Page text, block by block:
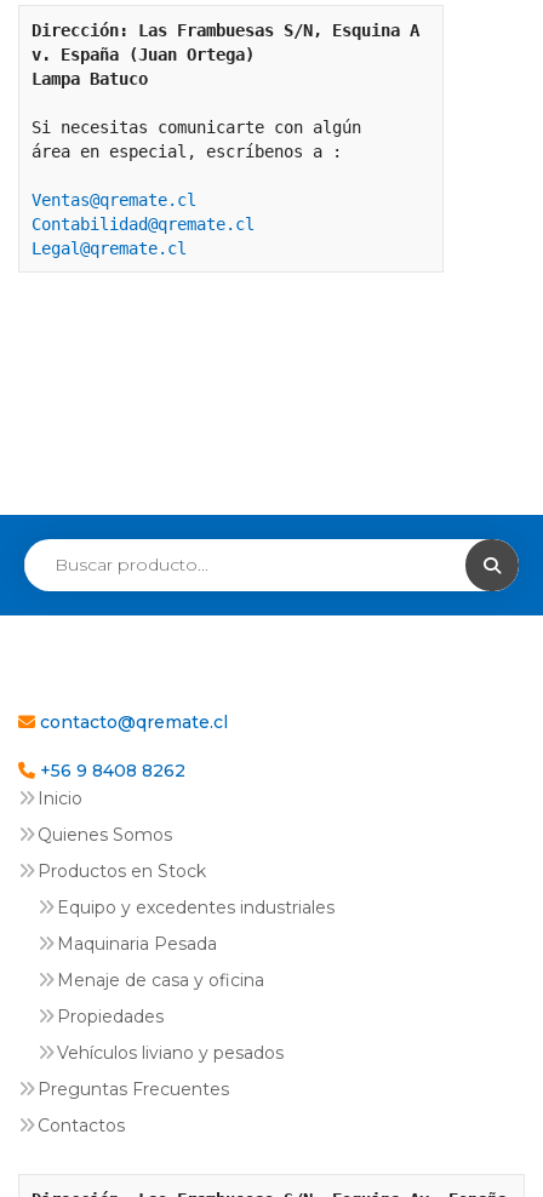
Dirección: Las Frambuesas S/N, Esquina A
v. España (Juan Ortega)
Lampa Batuco
Si necesitas comunicarte con algún
área en especial, escríbenos a :
Ventas@qremate.cl
Contabilidad@qremate.cl
Legal@qremate.cl
contacto@qremate.cl
+56 9 8408 8262
Inicio
Quienes Somos
Productos en Stock
Equipo y excedentes industriales
Maquinaria Pesada
Menaje de casa y oficina
Propiedades
Vehículos liviano y pesados
Preguntas Frecuentes
Contactos